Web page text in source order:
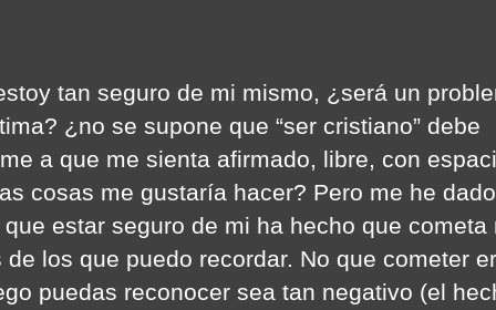
tan seguro de mi mismo, ¿será un
¿no se supone que “ser cristiano” debe
a que me sienta afirmado, libre, con
cosas me gustaría hacer? Pero me he dado
que estar seguro de mi ha hecho que cometa
de los que puedo recordar. No que cometer
puedas reconocer sea tan negativo (el